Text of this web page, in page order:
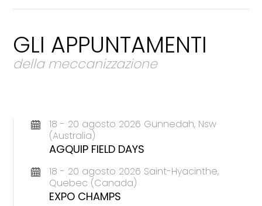
GLI APPUNTAMENTI
della meccanizzazione
18 - 20 agosto 2026 Gunnedah, Nsw
(Australia)
AGQUIP FIELD DAYS
18 - 20 agosto 2026 Saint-Hyacinthe,
Quebec (Canada)
EXPO CHAMPS